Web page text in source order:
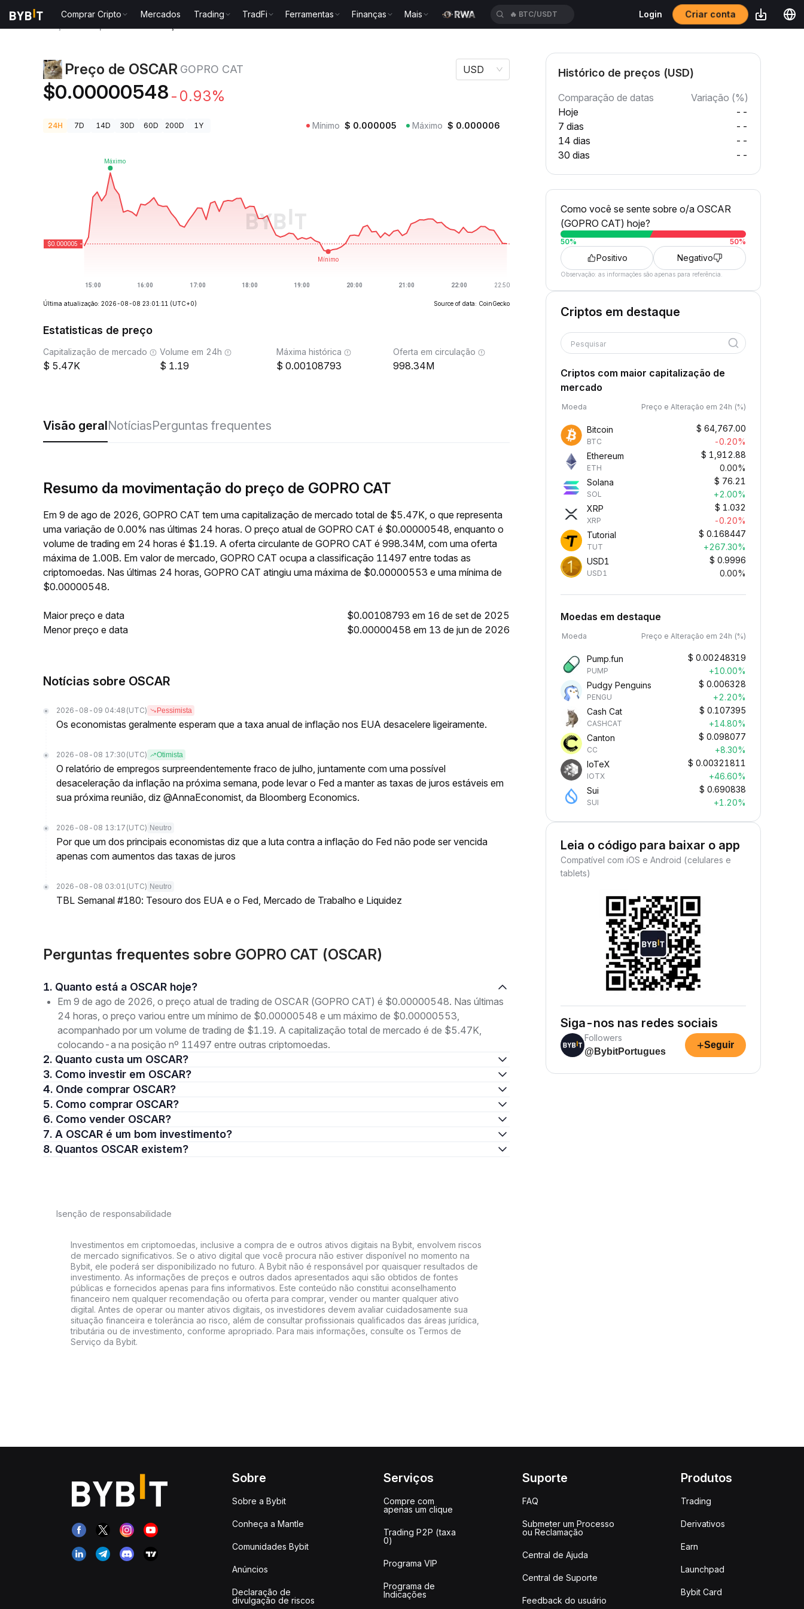
Comprar Cripto Mercados Trading TradFi Ferramentas Finanças Mais 🔥 BTC/USDT Login Criar conta
Preço de OSCAR GOPRO CAT
$0.00000548 -0.93%
USD
24H 7D 14D 30D 60D 200D 1Y Mínimo $ 0.000005 Máximo $ 0.000006
Última atualização: 2026-08-08 23:01:11 (UTC+0) Source of data: CoinGecko
Estatisticas de preço
Capitalização de mercado
5.47K
Volume em 24h
1.19
Máxima histórica
0.00108793
Oferta em circulação
998.34M
Visão geralNotíciasPerguntas frequentes
Resumo da movimentação do preço de GOPRO CAT
Em 9 de ago de 2026, GOPRO CAT tem uma capitalização de mercado total de $5.47K, o que representa
uma variação de 0.00% nas últimas 24 horas. O preço atual de GOPRO CAT é $0.00000548, enquanto o
volume de trading em 24 horas é $1.19. A oferta circulante de GOPRO CAT é 998.34M, com uma oferta
máxima de 1.00B. Em valor de mercado, GOPRO CAT ocupa a classificação 11497 entre todas as
criptomoedas. Nas últimas 24 horas, GOPRO CAT atingiu uma máxima de $0.00000553 e uma mínima de
$0.00000548.
Maior preço e data
$0.00108793 em 16 de set de 2025
Menor preço e data
$0.00000458 em 13 de jun de 2026
Notícias sobre OSCAR
2026-08-09 04:48 (UTC) Pessimista
Os economistas geralmente esperam que a taxa anual de inflação nos EUA desacelere ligeiramente.
2026-08-08 17:30 (UTC) Otimista
O relatório de empregos surpreendentemente fraco de julho, juntamente com uma possível
desaceleração da inflação na próxima semana, pode levar o Fed a manter as taxas de juros estáveis em
sua próxima reunião, diz @AnnaEconomist, da Bloomberg Economics.
2026-08-08 13:17 (UTC) Neutro
Por que um dos principais economistas diz que a luta contra a inflação do Fed não pode ser vencida
apenas com aumentos das taxas de juros
2026-08-08 03:01 (UTC) Neutro
TBL Semanal #180: Tesouro dos EUA e o Fed, Mercado de Trabalho e Liquidez
Perguntas frequentes sobre GOPRO CAT (OSCAR)
1. Quanto está a OSCAR hoje?
Em 9 de ago de 2026, o preço atual de trading de OSCAR (GOPRO CAT) é $0.00000548. Nas últimas
24 horas, o preço variou entre um mínimo de $0.00000548 e um máximo de $0.00000553,
acompanhado por um volume de trading de $1.19. A capitalização total de mercado é de $5.47K,
colocando-a na posição nº 11497 entre outras criptomoedas.
2. Quanto custa um OSCAR?
3. Como investir em OSCAR?
4. Onde comprar OSCAR?
5. Como comprar OSCAR?
6. Como vender OSCAR?
7. A OSCAR é um bom investimento?
8. Quantos OSCAR existem?
Isenção de responsabilidade
Investimentos em criptomoedas, inclusive a compra de e outros ativos digitais na Bybit, envolvem riscos
de mercado significativos. Se o ativo digital que você procura não estiver disponível no momento na
Bybit, ele poderá ser disponibilizado no futuro. A Bybit não é responsável por quaisquer resultados de
investimento. As informações de preços e outros dados apresentados aqui são obtidos de fontes
públicas e fornecidos apenas para fins informativos. Este conteúdo não constitui aconselhamento
financeiro nem qualquer recomendação ou oferta para comprar, vender ou manter qualquer ativo
digital. Antes de operar ou manter ativos digitais, os investidores devem avaliar cuidadosamente sua
situação financeira e tolerância ao risco, além de consultar profissionais qualificados das áreas jurídica,
tributária ou de investimento, conforme apropriado. Para mais informações, consulte os Termos de
Serviço da Bybit.
Histórico de preços (USD)
Comparação de datas
Variação (%)
Hoje
--
7 dias
--
14 dias
--
30 dias
--
Como você se sente sobre o/a OSCAR
(GOPRO CAT) hoje?
50% 50%
Positivo Negativo
Observação: as informações são apenas para referência.
Criptos em destaque
Pesquisar
Criptos com maior capitalização de
mercado
Moeda Preço e Alteração em 24h (%)
Bitcoin
BTC
$ 64,767.00
-0.20%
Ethereum
ETH
$ 1,912.88
0.00%
Solana
SOL
$ 76.21
+2.00%
XRP
XRP
$ 1.032
-0.20%
Tutorial
TUT
$ 0.168447
+267.30%
USD1
USD1
$ 0.9996
0.00%
Moedas em destaque
Moeda Preço e Alteração em 24h (%)
Pump.fun
PUMP
$ 0.00248319
+10.00%
Pudgy Penguins
PENGU
$ 0.006328
+2.20%
Cash Cat
CASHCAT
$ 0.107395
+14.80%
Canton
CC
$ 0.098077
+8.30%
IoTeX
IOTX
$ 0.00321811
+46.60%
Sui
SUI
$ 0.690838
+1.20%
Leia o código para baixar o app
Compatível com iOS e Android (celulares e
tablets)
Siga-nos nas redes sociais
Followers
@BybitPortugues
+Seguir
Sobre
Sobre a Bybit
Conheça a Mantle
Comunidades Bybit
Anúncios
Declaração de
divulgação de riscos
Serviços
Compre com
apenas um clique
Trading P2P (taxa
0)
Programa VIP
Programa de
Indicações
Suporte
FAQ
Submeter um Processo
ou Reclamação
Central de Ajuda
Central de Suporte
Feedback do usuário
Produtos
Trading
Derivativos
Earn
Launchpad
Bybit Card